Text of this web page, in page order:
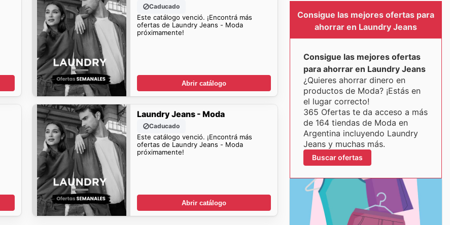
Caducado
Este catálogo venció. ¡Encontrá más
ofertas de Laundry Jeans - Moda
próximamente!
Abrir catálogo
Laundry Jeans - Moda
Caducado
Este catálogo venció. ¡Encontrá más
ofertas de Laundry Jeans - Moda
próximamente!
Abrir catálogo
Consigue las mejores ofertas para
ahorrar en Laundry Jeans
Consigue las mejores ofertas
para ahorrar en Laundry Jeans
¿Quieres ahorrar dinero en
productos de Moda? ¡Estás en
el lugar correcto!
365 Ofertas te da acceso a más
de 164 tiendas de Moda en
Argentina incluyendo Laundry
Jeans y muchas más.
Buscar ofertas